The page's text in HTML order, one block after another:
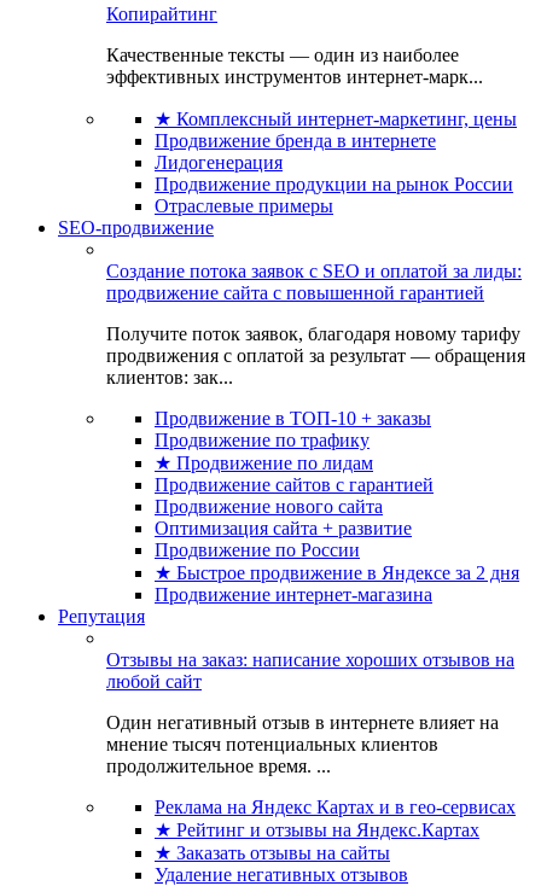
Копирайтинг
Качественные тексты — один из наиболее
эффективных инструментов интернет-марк...
★ Комплексный интернет-маркетинг, цены
Продвижение бренда в интернете
Лидогенерация
Продвижение продукции на рынок России
Отраслевые примеры
SEO-продвижение
Создание потока заявок с SEO и оплатой за лиды:
продвижение сайта с повышенной гарантией
Получите поток заявок, благодаря новому тарифу
продвижения с оплатой за результат — обращения
клиентов: зак...
Продвижение в ТОП-10 + заказы
Продвижение по трафику
★ Продвижение по лидам
Продвижение сайтов с гарантией
Продвижение нового сайта
Оптимизация сайта + развитие
Продвижение по России
★ Быстрое продвижение в Яндексе за 2 дня
Продвижение интернет-магазина
Репутация
Отзывы на заказ: написание хороших отзывов на
любой сайт
Один негативный отзыв в интернете влияет на
мнение тысяч потенциальных клиентов
продолжительное время. ...
Реклама на Яндекс Картах и в гео-сервисах
★ Рейтинг и отзывы на Яндекс.Картах
★ Заказать отзывы на сайты
Удаление негативных отзывов